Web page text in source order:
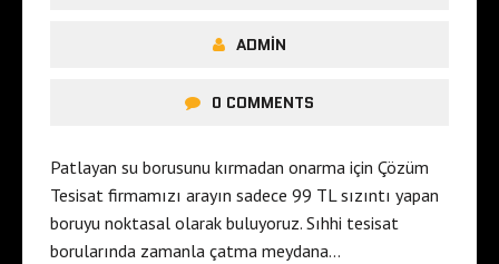
ADMIN
0 COMMENTS
Patlayan su borusunu kırmadan onarma için Çözüm
Tesisat firmamızı arayın sadece 99 TL sızıntı yapan
boruyu noktasal olarak buluyoruz. Sıhhi tesisat
borularında zamanla çatma meydana…